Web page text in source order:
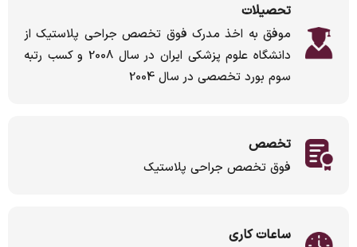
تحصیلات
موفق به اخذ مدرک فوق تخصص جراحی پلاستیک از
دانشگاه علوم پزشکی ایران در سال 2008 و کسب رتبه
سوم بورد تخصصی در سال 2004
تخصص
فوق تخصص جراحی پلاستیک
ساعات کاری